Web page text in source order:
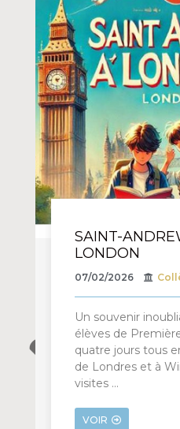
SAINT-
LONDON
07/02/2026
Un souvenir
élèves de
quatre jours tous
de Londres et à
visites …
VOIR